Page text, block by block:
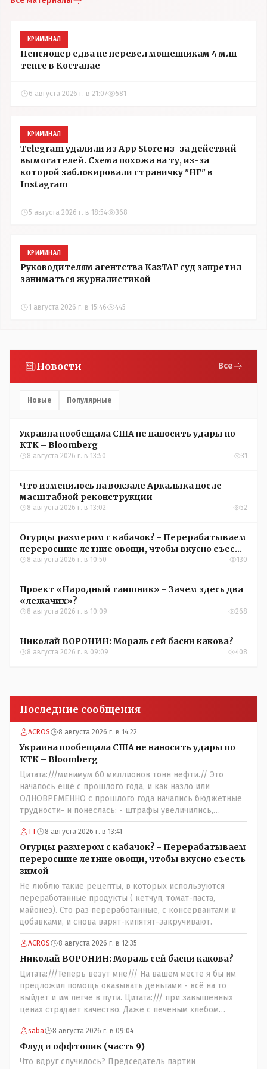
КРИМИНАЛ
Пенсионер едва не перевел мошенникам 4 млн
тенге в Костанае
6 августа 2026 г. в 21:07 581
КРИМИНАЛ
Telegram удалили из App Store из-за действий
вымогателей. Схема похожа на ту, из-за
которой заблокировали страничку "НГ" в
Instagram
5 августа 2026 г. в 18:54 368
КРИМИНАЛ
Руководителям агентства КазТАГ суд запретил
заниматься журналистикой
1 августа 2026 г. в 15:46 445
Новости Все
Новые Популярные
Украина пообещала США не наносить удары по
КТК – Bloomberg
8 августа 2026 г. в 13:50 31
Что изменилось на вокзале Аркалыка после
масштабной реконструкции
8 августа 2026 г. в 13:02 52
Огурцы размером с кабачок? - Перерабатываем
переросшие летние овощи, чтобы вкусно съесть
зимой
8 августа 2026 г. в 10:50 130
Проект «Народный гаишник» - Зачем здесь два
«лежачих»?
8 августа 2026 г. в 10:09 268
Николай ВОРОНИН: Мораль сей басни какова?
8 августа 2026 г. в 09:09 408
Последние сообщения
ACROS 8 августа 2026 г. в 14:22
Украина пообещала США не наносить удары по
КТК – Bloomberg
Цитата:///минимум 60 миллионов тонн нефти.// Это
началось ещё с прошлого года, и как назло или
ОДНОВРЕМЕННО с прошлого года начались бюджетные
трудности- и понеслась: - штрафы увеличились,
налоговая реформа, НДС подняли, порог подняли и всё
ради пополнения гос.казны - действительно КТК -
жизненно важная труба.
ТТ 8 августа 2026 г. в 13:41
Огурцы размером с кабачок? - Перерабатываем
переросшие летние овощи, чтобы вкусно съесть
зимой
Не люблю такие рецепты, в которых используются
переработанные продукты ( кетчуп, томат-паста,
майонез). Сто раз переработанные, с консервантами и
добавками, и снова варят-кипятят-закручивают.
ACROS 8 августа 2026 г. в 12:35
Николай ВОРОНИН: Мораль сей басни какова?
Цитата:///Теперь везут мне/// На вашем месте я бы им
предложил помощь оказывать деньгами - всё на то
выйдет и им легче в пути. Цитата:/// при завышенных
ценах страдает качество. Даже с печеным хлебом
проблема. // На вкус и цвет........., по мне : - наша молочка
значительно вкуснее чем руссская и белоруская, а хлеб
покупайте формовой, бюджетный- он значительно
вкусней остальных, но самый вкусный хлеб в совхозных
saba 8 августа 2026 г. в 09:04
Флуд и оффтопик (часть 9)
Что вдруг случилось? Председатель партии